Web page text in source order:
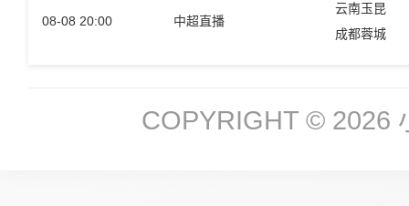
08-08 20:00 中超直播
云南玉昆
成都蓉城
COPYRIGHT © 2026